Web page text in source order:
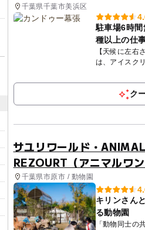
千葉県千葉市美浜区
駐車場6時
種以上の仕
【天候に左右
は、アイスク
30種以上の...
ク
サユリワールド・
REZOURT（アニマルワン
千葉県市原市 / 動物園
キリンさん
る動物園
「動物同士の